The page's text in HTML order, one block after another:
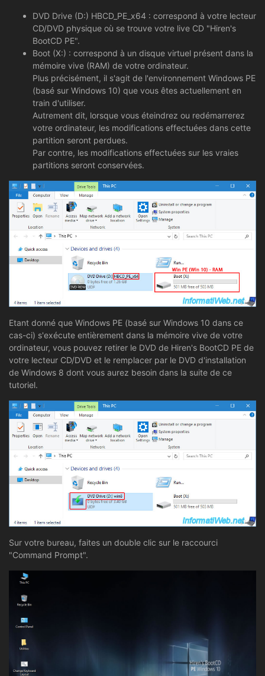
DVD Drive (D:) HBCD_PE_x64 : correspond à votre lecteur
CD/DVD physique où se trouve votre live CD "Hiren's
BootCD PE".
Boot (X:) : correspond à un disque virtuel présent dans la
mémoire vive (RAM) de votre ordinateur.
Plus précisément, il s'agit de l'environnement Windows PE
(basé sur Windows 10) que vous êtes actuellement en
train d'utiliser.
Autrement dit, lorsque vous éteindrez ou redémarrerez
votre ordinateur, les modifications effectuées dans cette
partition seront perdues.
Par contre, les modifications effectuées sur les vraies
partitions seront conservées.
Etant donné que Windows PE (basé sur Windows 10 dans ce
cas-ci) s'exécute entièrement dans la mémoire vive de votre
ordinateur, vous pouvez retirer le DVD de Hiren's BootCD PE de
votre lecteur CD/DVD et le remplacer par le DVD d'installation
de Windows 8 dont vous aurez besoin dans la suite de ce
tutoriel.
Sur votre bureau, faites un double clic sur le raccourci
"Command Prompt".